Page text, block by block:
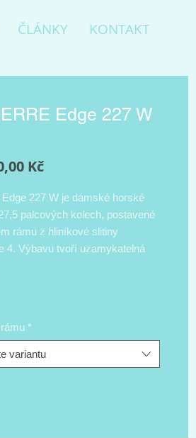
ČLÁNKY KONTAKT
Edge 227 W
KčCena
Edge 227 W je dámské horské
palcových kolech, postavené
rámu z hliníkové slitiny
4. Výbavu tvoří uzamykatelná
kotoučové brzdy Shimano a
3x9 převody. Tento stroj ti pomůže
*
variantu